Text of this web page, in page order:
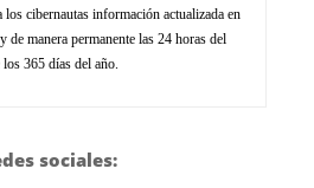
los cibernautas información actualizada en
de manera permanente las 24 horas del
365 días del año.
sociales: